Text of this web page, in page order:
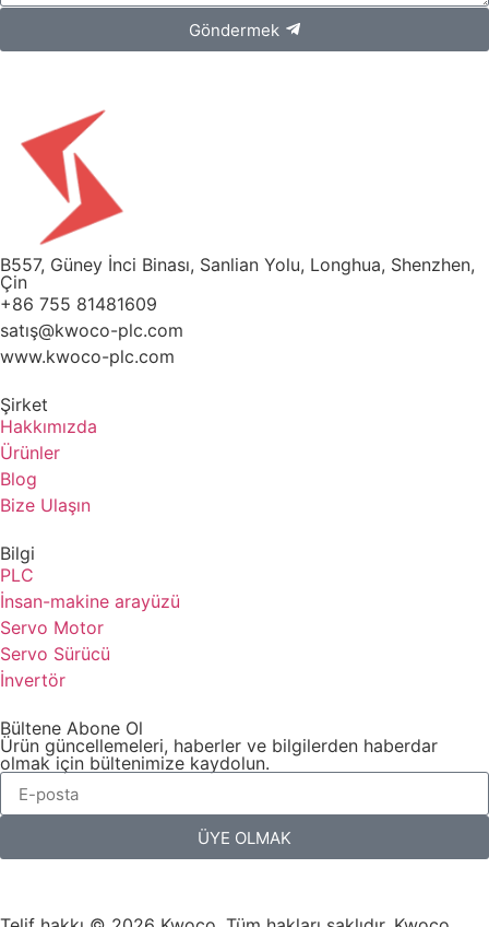
Göndermek
B557, Güney İnci Binası, Sanlian Yolu, Longhua, Shenzhen,
Çin
+86 755 81481609
satış@kwoco-plc.com
www.kwoco-plc.com
Şirket
Hakkımızda
Ürünler
Blog
Bize Ulaşın
Bilgi
PLC
İnsan-makine arayüzü
Servo Motor
Servo Sürücü
İnvertör
Bültene Abone Ol
Ürün güncellemeleri, haberler ve bilgilerden haberdar
olmak için bültenimize kaydolun.
ÜYE OLMAK